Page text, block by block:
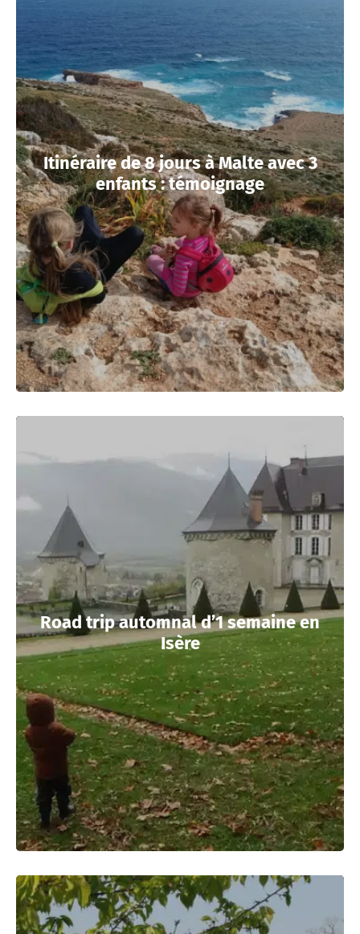
Itinéraire de 8 jours à Malte avec 3
enfants : témoignage
Road trip automnal d’1 semaine en
Isère